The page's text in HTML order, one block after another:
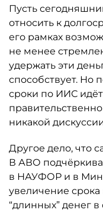
Пусть
относить к
его рамках
не менее
удержать эти
способствует. Но
сроки по ИИС
никакой
Другое дело, что
В АВО
в НАУФОР и в
увеличение
“длинных” денег